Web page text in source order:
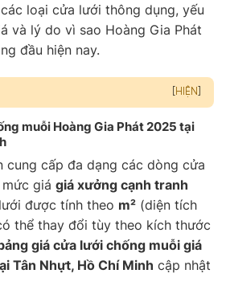
loại cửa lưới thông dụng, yếu
và lý do vì sao Hoàng Gia Phát
đầu hiện nay.
HIỆN
muỗi Hoàng Gia Phát 2025 tại
cung cấp đa dạng các dòng cửa
giá giá xưởng cạnh tranh
được tính theo m² (diện tích
thể thay đổi tùy theo kích thước
giá cửa lưới chống muỗi giá
Tân Nhựt, Hồ Chí Minh cập nhật